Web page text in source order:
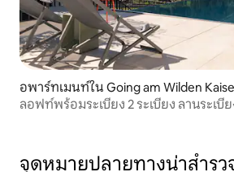
อพาร์ทเมนท์ใน Going am Wilden
ลอฟท์พร้อมระเบียง 2 ระเบียง ลานระเบี
จุดหมายปลายทางน่าสำรว